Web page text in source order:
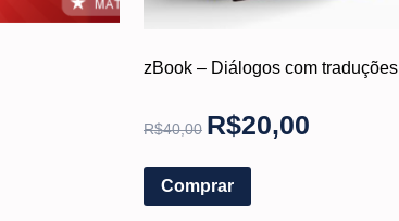
zBook – Diálogos com traduções
R$40,00 R$20,00
Comprar